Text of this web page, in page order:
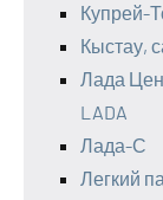
Купрей-
Кыстау,
Лада
LADA
Лада-С
Легкий